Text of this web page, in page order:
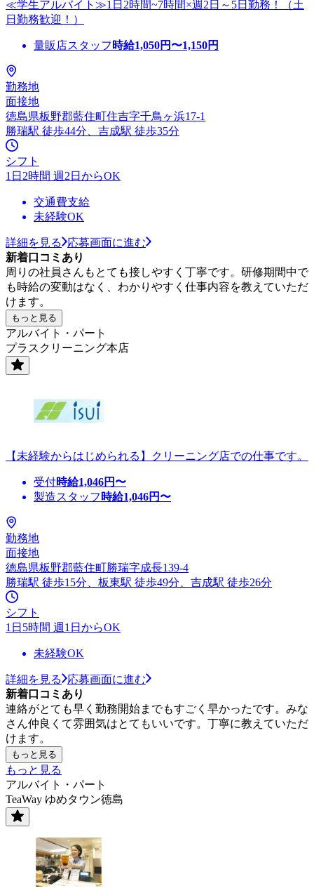
≪学生アルバイト≫1日2時間~7時間×週2日～5日勤務！（土
日勤務歓迎！）
量販店スタッフ 時給1,050円〜1,150円
勤務地
面接地
徳島県板野郡藍住町住吉字千鳥ヶ浜17-1
勝瑞駅 徒歩44分、吉成駅 徒歩35分
シフト
1日2時間 週2日からOK
交通費支給
未経験OK
詳細を見る
応募画面に進む
新着口コミあり
周りの社員さんもとても接しやすく丁寧です。研修期間中で
も時給の変動はなく、わかりやすく仕事内容を教えていただ
けます。
もっと見る
アルバイト・パート
プラスクリーニング本店
【未経験からはじめられる】クリーニング店での仕事です。
受付時給1,046円〜
製造スタッフ 時給1,046円〜
勤務地
面接地
徳島県板野郡藍住町勝瑞字成長139-4
勝瑞駅 徒歩15分、板東駅 徒歩49分、吉成駅 徒歩26分
シフト
1日5時間 週1日からOK
未経験OK
詳細を見る
応募画面に進む
新着口コミあり
連絡がとても早く勤務開始までもすごく早かったです。みな
さん仲良くて雰囲気はとてもいいです。丁寧に教えていただ
けます。
もっと見る
もっと見る
アルバイト・パート
TeaWay ゆめタウン徳島